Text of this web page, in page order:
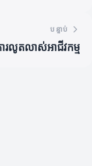
បន្ទាប់
រលូតលាស់អាជីវកម្ម